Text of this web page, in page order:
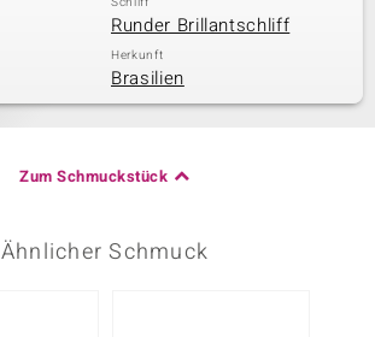
Runder Brillantschliff
Herkunft
Brasilien
Zum Schmuckstück
Ähnlicher Schmuck